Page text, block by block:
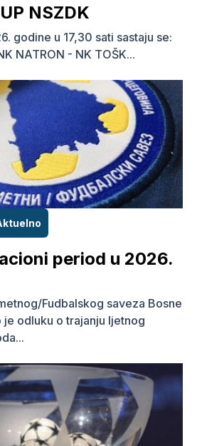
NSZDK
godine u 17,30 sati sastaju se:
- NK TOŠK...
period u 2026.
Fudbalskog saveza Bosne
odluku o trajanju ljetnog